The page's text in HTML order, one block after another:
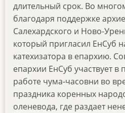
длительный срок. Во
благодаря поддержке
Салехардского и Ново-
который пригласил ЕнСуб
катехизатора в епархию.
епархии ЕнСуб участвует в
работе чума-часовни во
праздника коренных
оленевода, где раздает